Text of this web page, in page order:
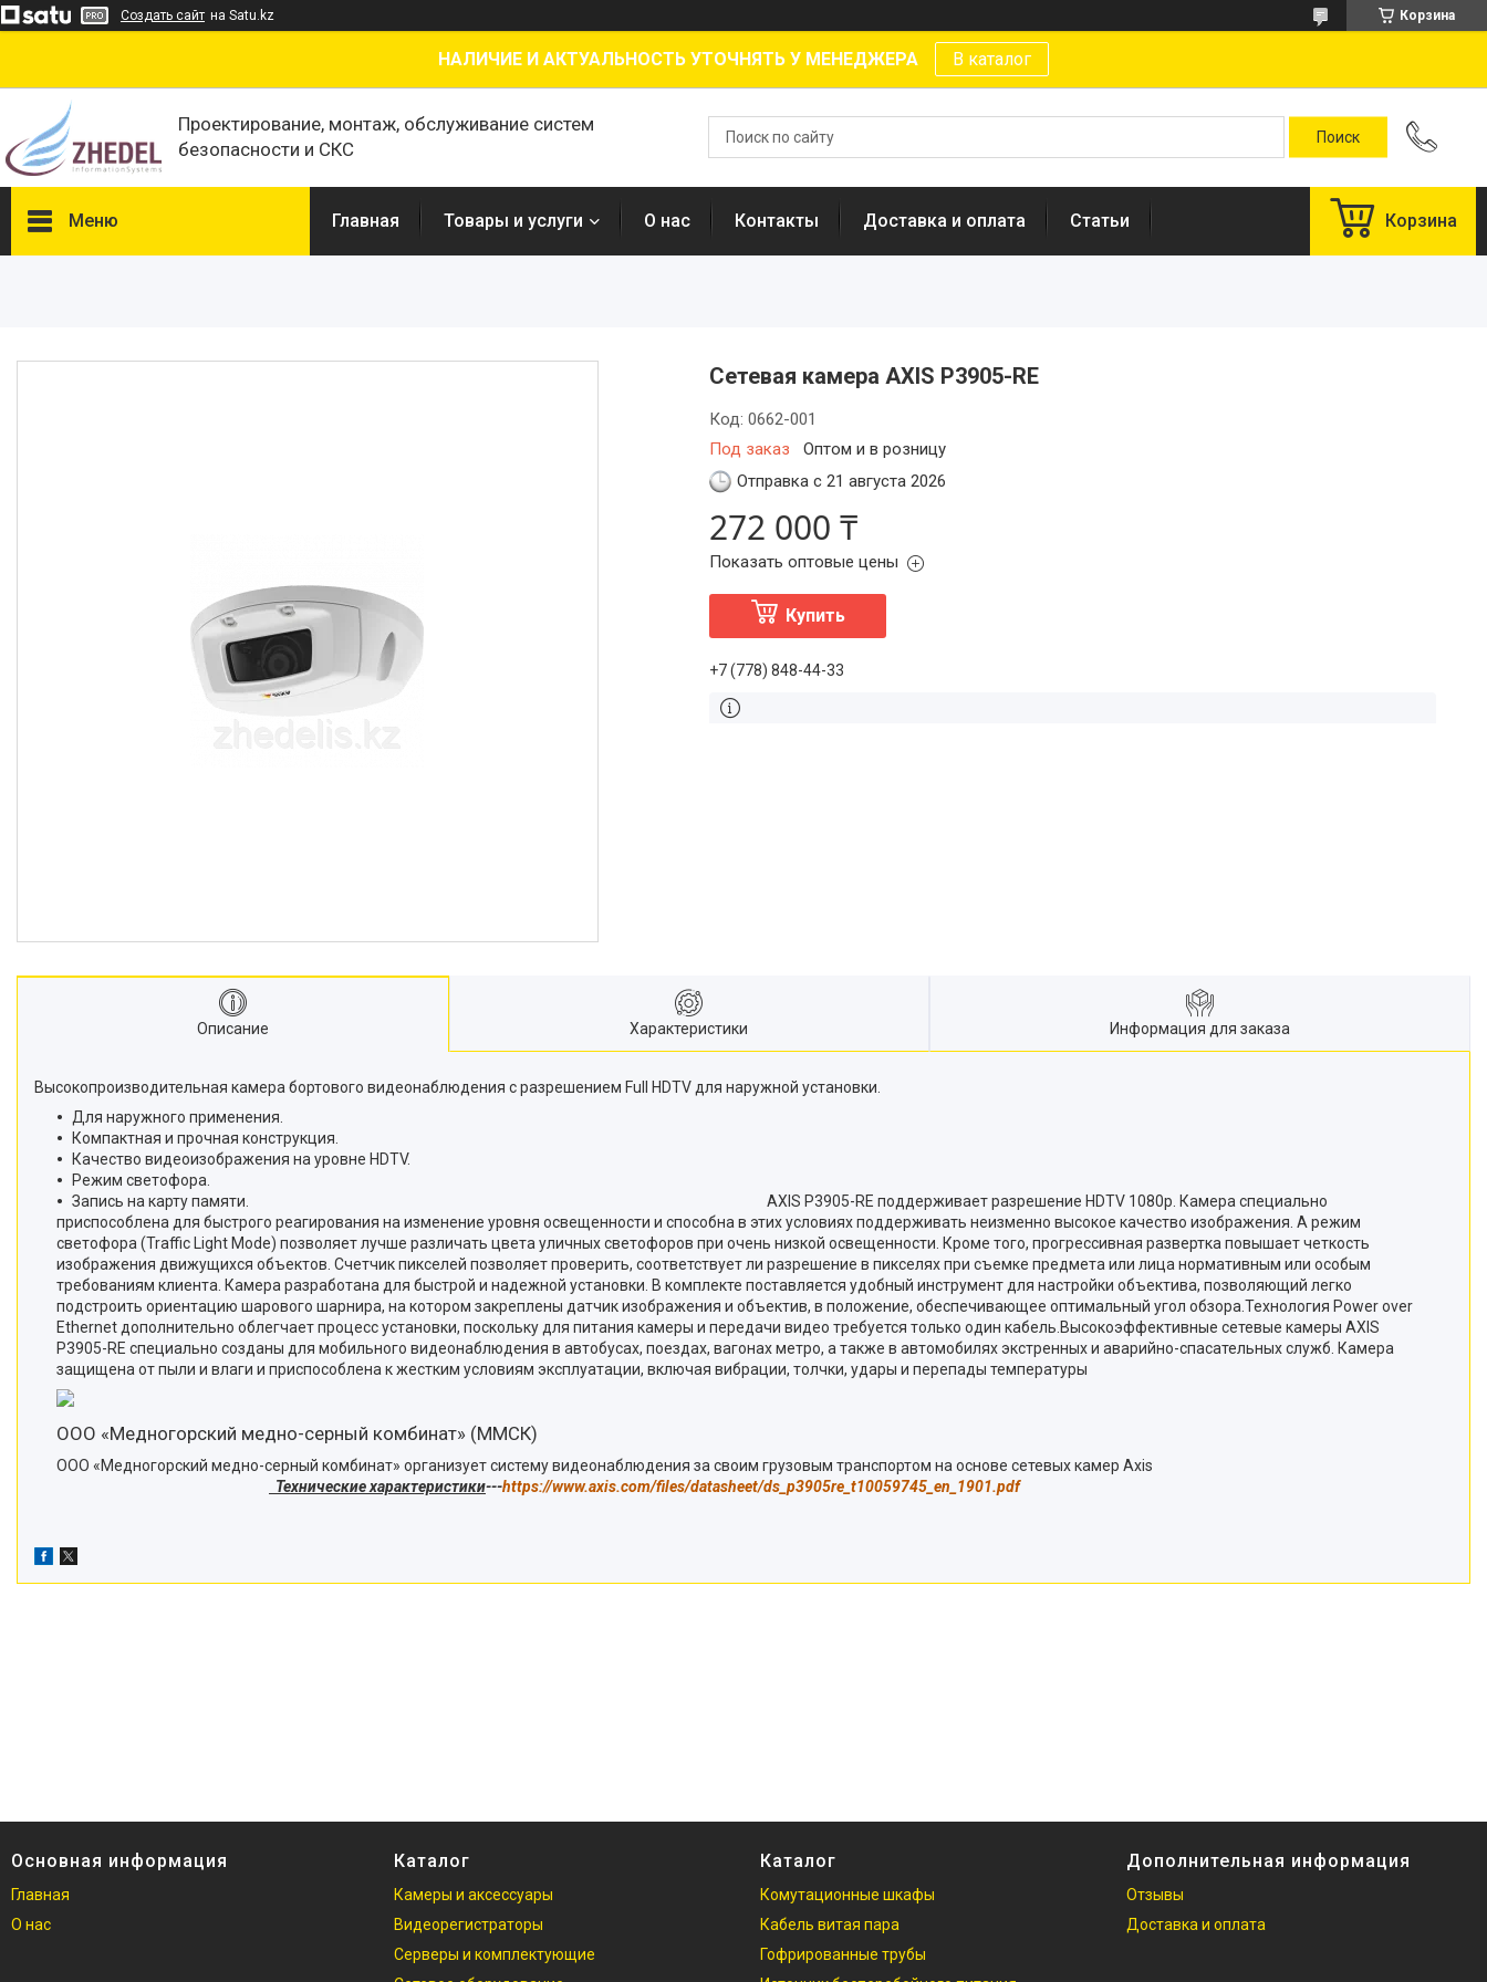
Создать сайт на Satu.kz Корзина
НАЛИЧИЕ И АКТУАЛЬНОСТЬ УТОЧНЯТЬ У МЕНЕДЖЕРА В каталог
Проектирование, монтаж, обслуживание систем
безопасности и СКС
Меню Главная Товары и услуги О нас Контакты Доставка и оплата Статьи Корзина
Сетевая камера AXIS P3905-RE
Под заказ Оптом и в розницу
Код:0662-001
Отправка с 21 августа 2026
272 000 ₸
Показать оптовые цены
Купить
+7 (778) 848-44-33
Описание Характеристики Информация для заказа
Высокопроизводительная камера бортового видеонаблюдения с разрешением Full HDTV для наружной установки.
Для наружного применения.
Компактная и прочная конструкция.
Качество видеоизображения на уровне HDTV.
Режим светофора.
Запись на карту памяти. AXIS P3905-RE поддерживает разрешение HDTV 1080p. Камера специально
приспособлена для быстрого реагирования на изменение уровня освещенности и способна в этих условиях поддерживать неизменно высокое качество изображения. А режим
светофора (Traffic Light Mode) позволяет лучше различать цвета уличных светофоров при очень низкой освещенности. Кроме того, прогрессивная развертка повышает четкость
изображения движущихся объектов. Счетчик пикселей позволяет проверить, соответствует ли разрешение в пикселях при съемке предмета или лица нормативным или особым
требованиям клиента. Камера разработана для быстрой и надежной установки. В комплекте поставляется удобный инструмент для настройки объектива, позволяющий легко
подстроить ориентацию шарового шарнира, на котором закреплены датчик изображения и объектив, в положение, обеспечивающее оптимальный угол обзора.Технология Power over
Ethernet дополнительно облегчает процесс установки, поскольку для питания камеры и передачи видео требуется только один кабель.Высокоэффективные сетевые камеры AXIS
P3905-RE специально созданы для мобильного видеонаблюдения в автобусах, поездах, вагонах метро, а также в автомобилях экстренных и аварийно-спасательных служб. Камера
защищена от пыли и влаги и приспособлена к жестким условиям эксплуатации, включая вибрации, толчки, удары и перепады температуры
ООО «Медногорский медно-серный комбинат» (ММСК)
ООО «Медногорский медно-серный комбинат» организует систему видеонаблюдения за своим грузовым транспортом на основе сетевых камер Axis
Технические характеристики---https://www.axis.com/files/datasheet/ds_p3905re_t10059745_en_1901.pdf
Основная информация
Главная
О нас
Каталог
Камеры и аксессуары
Видеорегистраторы
Серверы и комплектующие
Каталог
Комутационные шкафы
Кабель витая пара
Гофрированные трубы
Дополнительная информация
Отзывы
Доставка и оплата